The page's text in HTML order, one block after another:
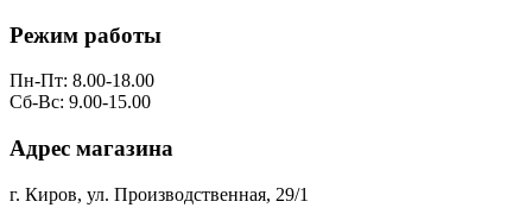
Режим работы
Пн-Пт: 8.00-18.00
Сб-Вс: 9.00-15.00
Адрес магазина
г. Киров, ул. Производственная, 29/1